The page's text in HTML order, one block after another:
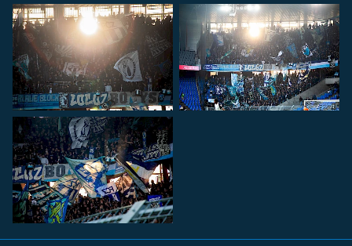
FC Lugano FC Zürich
Spendenkonto
Für Spenden auf das Konto:
IBAN
CH26 0900 0000 8909 2605 4
Konto
89-92605-4
Empfänger
Zürcher Südkurve
8000 Zürich